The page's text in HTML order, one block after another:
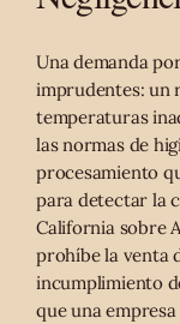
Una demanda
imprudentes: un
temperaturas
las normas de
procesamiento
para detectar la
California sobre
prohíbe la venta
incumplimiento
que una